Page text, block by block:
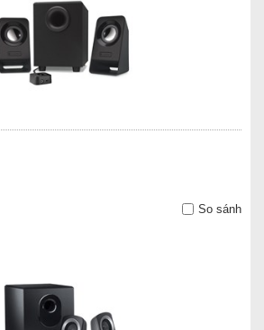
So sánh